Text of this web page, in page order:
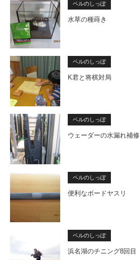
ベルのしっぽ
水草の種蒔き
ベルのしっぽ
K君と将棋対局
ベルのしっぽ
ウェーダーの水漏れ補修
ベルのしっぽ
便利なボードヤスリ
ベルのしっぽ
浜名湖のチニング8回目